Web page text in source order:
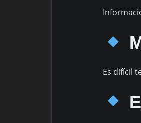
Es difícil